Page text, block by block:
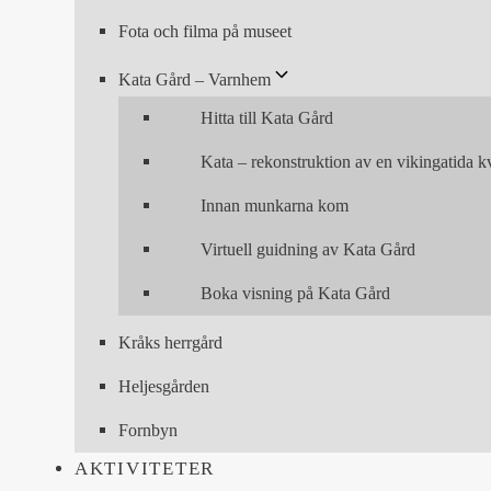
Fota och filma på museet
Kata Gård – Varnhem
Hitta till Kata Gård
Kata – rekonstruktion av en vikingatida
Innan munkarna kom
Virtuell guidning av Kata Gård
Boka visning på Kata Gård
Kråks herrgård
Heljesgården
Fornbyn
AKTIVITETER